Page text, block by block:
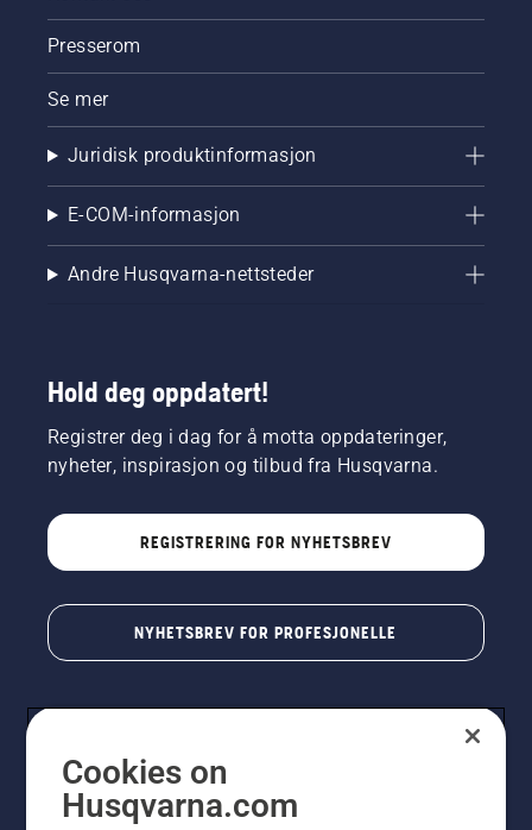
Presserom
Se mer
Juridisk produktinformasjon
E-COM-informasjon
Andre Husqvarna-nettsteder
Hold deg oppdatert!
Registrer deg i dag for å motta oppdateringer,
nyheter, inspirasjon og tilbud fra Husqvarna.
REGISTRERING FOR NYHETSBREV
NYHETSBREV FOR PROFESJONELLE
Cookies on
Husqvarna.com